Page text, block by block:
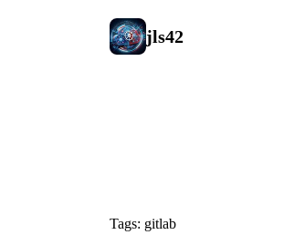
jls42
Tags: gitlab